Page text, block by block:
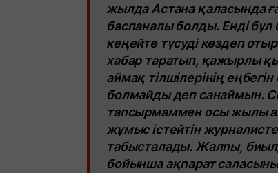
жылда Астана қаласында
баспаналы болды. Енді
кеңейте түсуді көздеп
хабар таратып, қажырлы
аймақ тілшілерінің
болмайды деп санаймын.
тапсырмаммен осы жылы
жұмыс істейтін
табысталады. Жалпы,
бойынша ақпарат